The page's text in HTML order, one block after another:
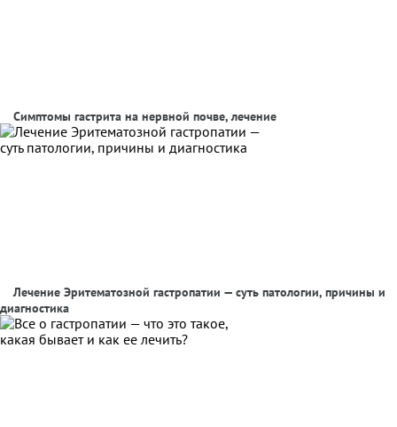
Симптомы гастрита на нервной почве, лечение
Лечение Эритематозной гастропатии — суть патологии, причины и
диагностика